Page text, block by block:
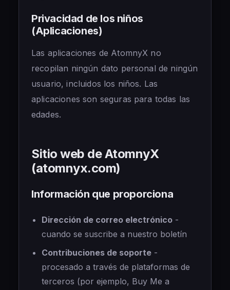
Privacidad de los niños
(Aplicaciones)
Las aplicaciones de AtomnyX no
recopilan ningún dato personal de ningún
usuario, incluidos los niños. Las
aplicaciones son seguras para todas las
edades.
Sitio web de AtomnyX
(atomnyx.com)
Información que proporciona
Dirección de correo electrónico -
cuando se suscribe a nuestro boletín
Contribuciones de soporte -
procesado a través de plataformas de
terceros (por ejemplo, Buy Me a